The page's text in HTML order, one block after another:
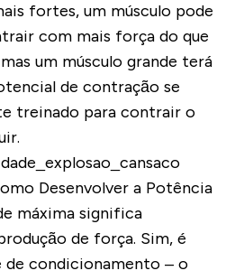
fortes, um músculo pode
com mais força do que
um músculo grande terá
de contração se
treinado para contrair o
Desenvolver a Potência
máxima significa
de força. Sim, é
de condicionamento – o